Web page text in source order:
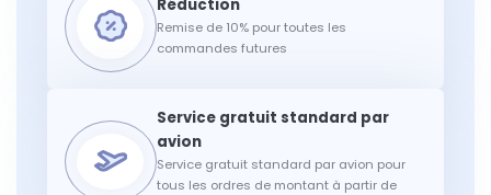
Remise de 10% pour toutes les
commandes futures
Service gratuit standard par avion pour
tous les ordres de montant à partir de